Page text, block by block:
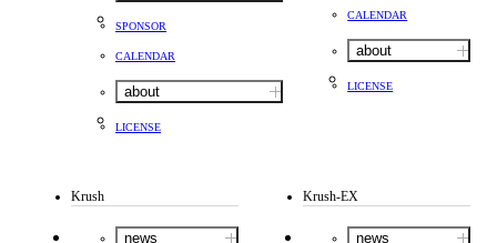
SPONSOR
CALENDAR
about
LICENSE
CALENDAR
about
LICENSE
Krush
news
Krush-EX
news